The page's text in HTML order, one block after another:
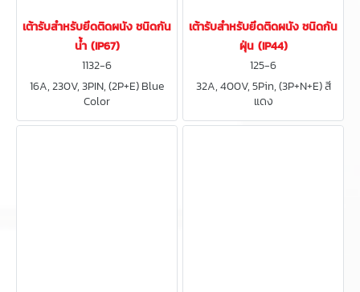
เต้ารับสำหรับยึดติดผนัง ชนิดกัน
น้ำ (IP67)
1132-6
16A, 230V, 3PIN, (2P+E) Blue
Color
เต้ารับสำหรับยึดติดผนัง ชนิดกัน
ฝุ่น (IP44)
125-6
32A, 400V, 5Pin, (3P+N+E) สี
แดง